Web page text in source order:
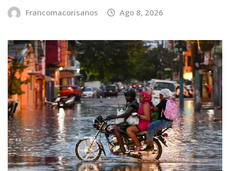
Francomacorisanos Ago 8, 2026